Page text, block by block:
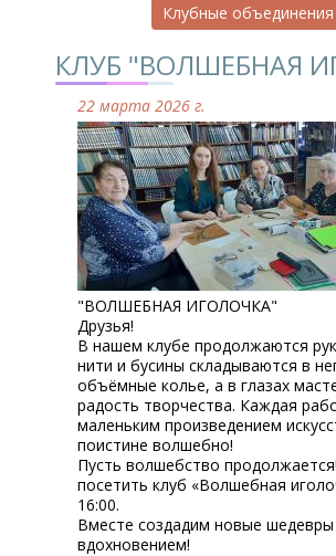
Клубные объединения
КЛУБ "ВОЛШЕБНАЯ
22 марта 2026 г.
"ВОЛШЕБНАЯ ИГОЛОЧКА"
Друзья!
В нашем клубе продолжаются
нити и бусины складываются в
объёмные колье, а в глазах
радость творчества. Каждая
маленьким произведением
поистине волшебно!
Пусть волшебство
посетить клуб «Волшебная
16:00.
Вместе создадим новые шедевры
вдохновением!